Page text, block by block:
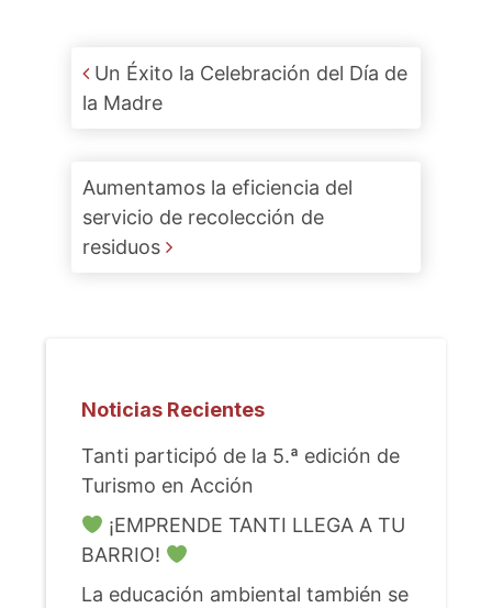
Post navigation
Un Éxito la Celebración del Día de
la Madre
Aumentamos la eficiencia del
servicio de recolección de
residuos
Noticias Recientes
Tanti participó de la 5.ª edición de
Turismo en Acción
¡EMPRENDE TANTI LLEGA A TU
BARRIO!
La educación ambiental también se